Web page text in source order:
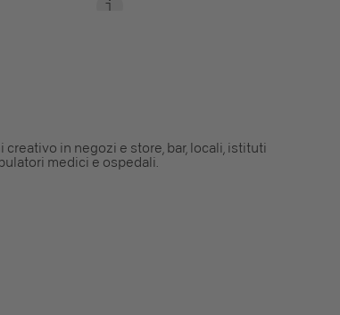
in negozi e store, bar, locali, istituti
medici e ospedali.